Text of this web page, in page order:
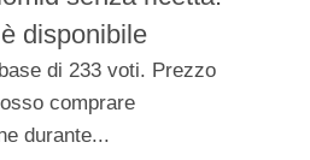
disponibile
di 233 voti. Prezzo
comprare
durante...